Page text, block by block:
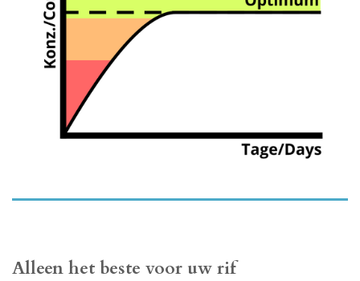
Alleen het beste voor uw rif